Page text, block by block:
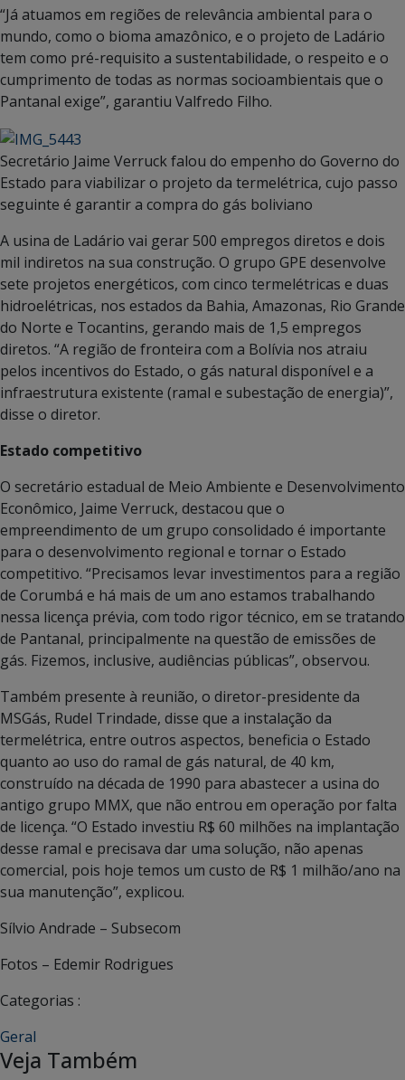
“Já atuamos em regiões de relevância ambiental para o
mundo, como o bioma amazônico, e o projeto de Ladário
tem como pré-requisito a sustentabilidade, o respeito e o
cumprimento de todas as normas socioambientais que o
Pantanal exige”, garantiu Valfredo Filho.
Secretário Jaime Verruck falou do empenho do Governo do
Estado para viabilizar o projeto da termelétrica, cujo passo
seguinte é garantir a compra do gás boliviano
A usina de Ladário vai gerar 500 empregos diretos e dois
mil indiretos na sua construção. O grupo GPE desenvolve
sete projetos energéticos, com cinco termelétricas e duas
hidroelétricas, nos estados da Bahia, Amazonas, Rio Grande
do Norte e Tocantins, gerando mais de 1,5 empregos
diretos. “A região de fronteira com a Bolívia nos atraiu
pelos incentivos do Estado, o gás natural disponível e a
infraestrutura existente (ramal e subestação de energia)”,
disse o diretor.
Estado competitivo
O secretário estadual de Meio Ambiente e Desenvolvimento
Econômico, Jaime Verruck, destacou que o
empreendimento de um grupo consolidado é importante
para o desenvolvimento regional e tornar o Estado
competitivo. “Precisamos levar investimentos para a região
de Corumbá e há mais de um ano estamos trabalhando
nessa licença prévia, com todo rigor técnico, em se tratando
de Pantanal, principalmente na questão de emissões de
gás. Fizemos, inclusive, audiências públicas”, observou.
Também presente à reunião, o diretor-presidente da
MSGás, Rudel Trindade, disse que a instalação da
termelétrica, entre outros aspectos, beneficia o Estado
quanto ao uso do ramal de gás natural, de 40 km,
construído na década de 1990 para abastecer a usina do
antigo grupo MMX, que não entrou em operação por falta
de licença. “O Estado investiu R$ 60 milhões na implantação
desse ramal e precisava dar uma solução, não apenas
comercial, pois hoje temos um custo de R$ 1 milhão/ano na
sua manutenção”, explicou.
Sílvio Andrade – Subsecom
Fotos – Edemir Rodrigues
Categorias :
Geral
Veja Também